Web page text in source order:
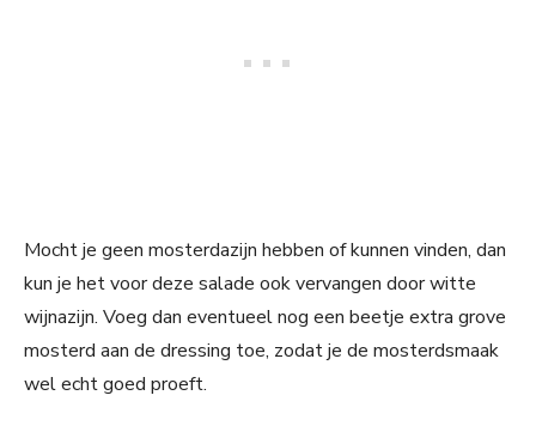
Mocht je geen mosterdazijn hebben of kunnen vinden, dan
kun je het voor deze salade ook vervangen door witte
wijnazijn. Voeg dan eventueel nog een beetje extra grove
mosterd aan de dressing toe, zodat je de mosterdsmaak
wel echt goed proeft.